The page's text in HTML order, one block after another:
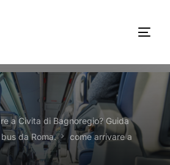
a Civita di Bagnoregio? Guida
da Roma.
come arrivare a
Chi Siamo
Noleggio
servizi